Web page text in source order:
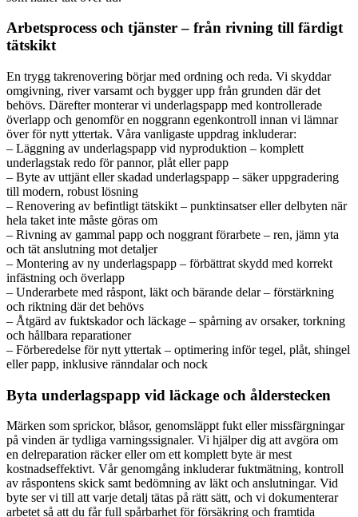
Arbetsprocess och tjänster – från rivning till färdigt
tätskikt
En trygg takrenovering börjar med ordning och reda. Vi skyddar
omgivning, river varsamt och bygger upp från grunden där det
behövs. Därefter monterar vi underlagspapp med kontrollerade
överlapp och genomför en noggrann egenkontroll innan vi lämnar
över för nytt yttertak. Våra vanligaste uppdrag inkluderar:
– Läggning av underlagspapp vid nyproduktion – komplett
underlagstak redo för pannor, plåt eller papp
– Byte av uttjänt eller skadad underlagspapp – säker uppgradering
till modern, robust lösning
– Renovering av befintligt tätskikt – punktinsatser eller delbyten när
hela taket inte måste göras om
– Rivning av gammal papp och noggrant förarbete – ren, jämn yta
och tät anslutning mot detaljer
– Montering av ny underlagspapp – förbättrat skydd med korrekt
infästning och överlapp
– Underarbete med råspont, läkt och bärande delar – förstärkning
och riktning där det behövs
– Åtgärd av fuktskador och läckage – spårning av orsaker, torkning
och hållbara reparationer
– Förberedelse för nytt yttertak – optimering inför tegel, plåt, shingel
eller papp, inklusive ränndalar och nock
Byta underlagspapp vid läckage och ålderstecken
Märken som sprickor, blåsor, genomsläppt fukt eller missfärgningar
på vinden är tydliga varningssignaler. Vi hjälper dig att avgöra om
en delreparation räcker eller om ett komplett byte är mest
kostnadseffektivt. Vår genomgång inkluderar fuktmätning, kontroll
av råspontens skick samt bedömning av läkt och anslutningar. Vid
byte ser vi till att varje detalj tätas på rätt sätt, och vi dokumenterar
arbetet så att du får full spårbarhet för försäkring och framtida